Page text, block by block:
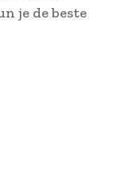
je de beste